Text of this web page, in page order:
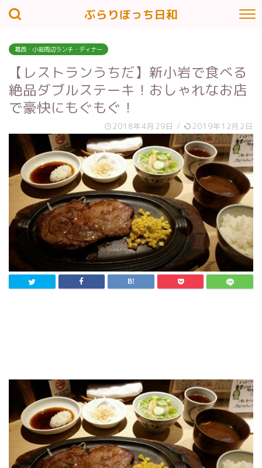
ぶらりぼっち日和
葛西・小岩周辺ランチ・ディナー
【レストランうちだ】新小岩で食べる
絶品ダブルステーキ！おしゃれなお店
で豪快にもぐもぐ！
2018年4月29日 / 2019年12月2日